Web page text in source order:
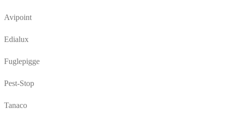
Avipoint
Edialux
Fuglepigge
Pest-Stop
Tanaco